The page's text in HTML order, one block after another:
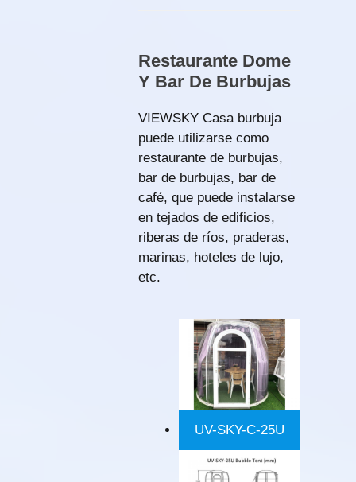
Restaurante Dome
Y Bar De Burbujas
VIEWSKY Casa burbuja
puede utilizarse como
restaurante de burbujas,
bar de burbujas, bar de
café, que puede instalarse
en tejados de edificios,
riberas de ríos, praderas,
marinas, hoteles de lujo,
etc.
UV-SKY-C-25U